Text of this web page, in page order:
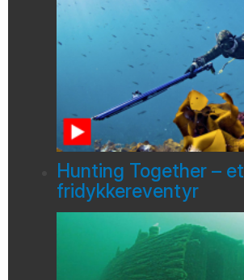
Hunting Together – et
fridykkereventyr